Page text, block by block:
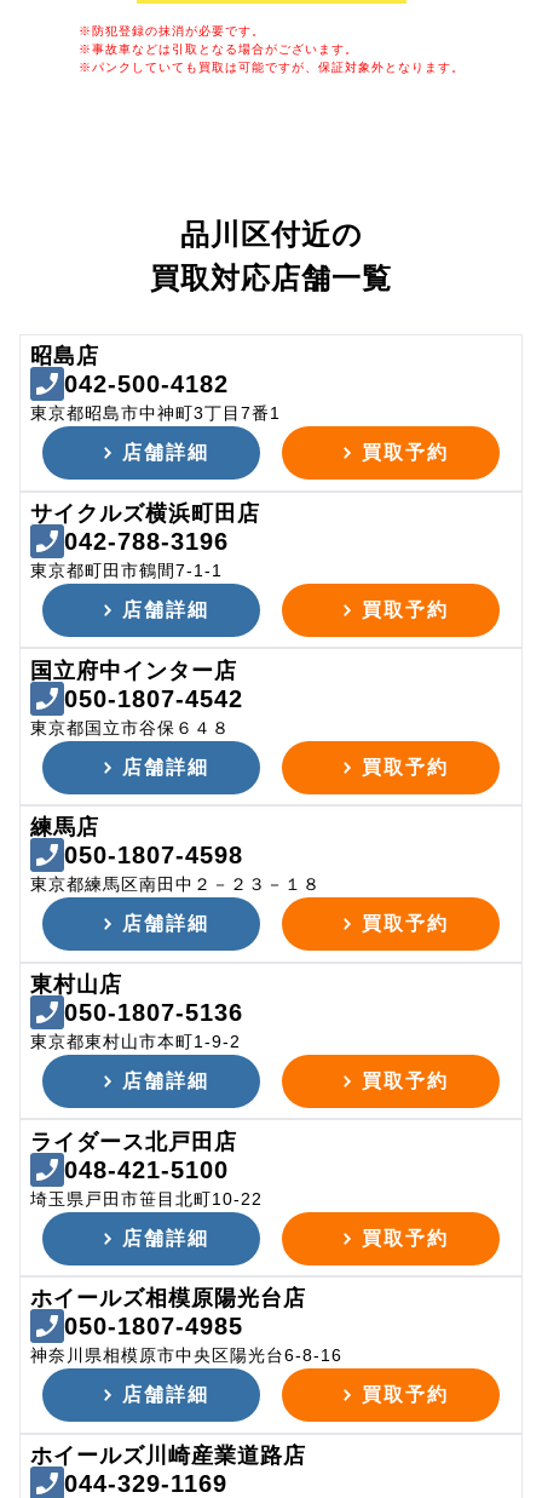
※防犯登録の抹消が必要です。
※事故車などは引取となる場合がございます。
※パンクしていても買取は可能ですが、保証対象外となります。
品川区付近の
買取対応店舗一覧
昭島店
042-500-4182
東京都昭島市中神町3丁目7番1
店舗詳細 買取予約
サイクルズ横浜町田店
042-788-3196
東京都町田市鶴間7-1-1
店舗詳細 買取予約
国立府中インター店
050-1807-4542
東京都国立市谷保６４８
店舗詳細 買取予約
練馬店
050-1807-4598
東京都練馬区南田中２－２３－１８
店舗詳細 買取予約
東村山店
050-1807-5136
東京都東村山市本町1-9-2
店舗詳細 買取予約
ライダース北戸田店
048-421-5100
埼玉県戸田市笹目北町10-22
店舗詳細 買取予約
ホイールズ相模原陽光台店
050-1807-4985
神奈川県相模原市中央区陽光台6-8-16
店舗詳細 買取予約
ホイールズ川崎産業道路店
044-329-1169